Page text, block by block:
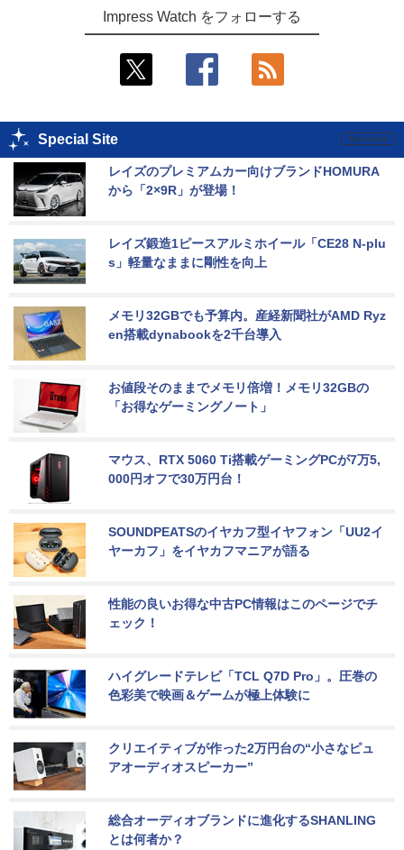
Impress Watch をフォローする
Special Site
レイズのプレミアムカー向けブランドHOMURA
から「2×9R」が登場！
レイズ鍛造1ピースアルミホイール「CE28 N-plu
s」軽量なままに剛性を向上
メモリ32GBでも予算内。産経新聞社がAMD Ryz
en搭載dynabookを2千台導入
お値段そのままでメモリ倍増！メモリ32GBの
「お得なゲーミングノート」
マウス、RTX 5060 Ti搭載ゲーミングPCが7万5,
000円オフで30万円台！
SOUNDPEATSのイヤカフ型イヤフォン「UU2イ
ヤーカフ」をイヤカフマニアが語る
性能の良いお得な中古PC情報はこのページでチ
ェック！
ハイグレードテレビ「TCL Q7D Pro」。圧巻の
色彩美で映画＆ゲームが極上体験に
クリエイティブが作った2万円台の“小さなピュ
アオーディオスピーカー”
総合オーディオブランドに進化するSHANLING
とは何者か？